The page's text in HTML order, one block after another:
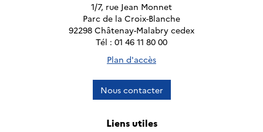
1/7, rue Jean Monnet
Parc de la Croix-Blanche
92298 Châtenay-Malabry cedex
Tél : 01 46 11 80 00
Plan d'accès
Nous contacter
Liens utiles